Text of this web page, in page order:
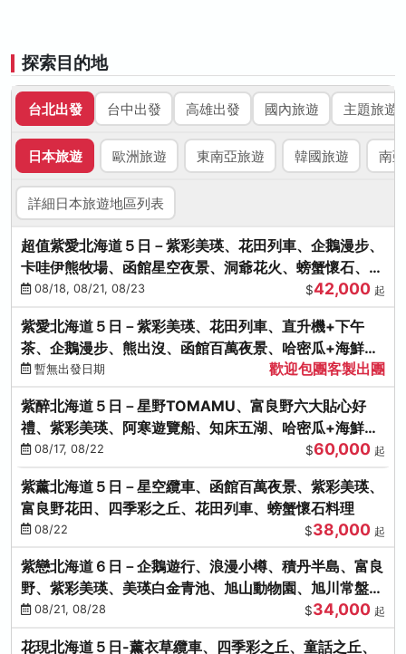
探索目的地
台北出發 台中出發 高雄出發 國內旅遊 主題旅遊
日本旅遊 歐洲旅遊 東南亞旅遊 韓國旅遊 南
詳細日本旅遊地區列表
超值紫愛北海道５日－紫彩美瑛、花田列車、企鵝漫步、
卡哇伊熊牧場、函館星空夜景、洞爺花火、螃蟹懷石、啤
酒暢飲
08/18, 08/21, 08/23 $42,000 起
紫愛北海道５日－紫彩美瑛、花田列車、直升機+下午
茶、企鵝漫步、熊出沒、函館百萬夜景、哈密瓜+海鮮和
牛八大螃蟹吃到飽
暫無出發日期 歡迎包團客製出團
紫醉北海道５日－星野TOMAMU、富良野六大貼心好
禮、紫彩美瑛、阿寒遊覽船、知床五湖、哈密瓜+海鮮和
牛螃蟹吃到飽
08/17, 08/22 $60,000 起
紫薰北海道５日－星空纜車、函館百萬夜景、紫彩美瑛、
富良野花田、四季彩之丘、花田列車、螃蟹懷石料理
08/22 $38,000 起
紫戀北海道６日－企鵝遊行、浪漫小樽、積丹半島、富良
野、紫彩美瑛、美瑛白金青池、旭山動物園、旭川常盤旋
轉塔08/21, 08/28 $34,000 起
花現北海道５日-薰衣草纜車、四季彩之丘、童話之丘、